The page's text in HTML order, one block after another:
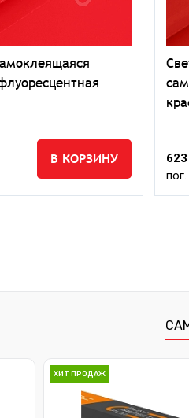
В КОРЗИНУ
ХИТ ПРОДАЖ